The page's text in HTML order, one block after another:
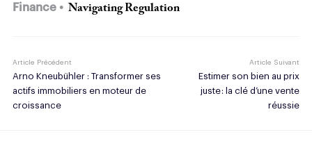
Finance Navigating Regulation
Article Précédent
Arno Kneubühler : Transformer ses
actifs immobiliers en moteur de
croissance
Article Suivant
Estimer son bien au prix
juste : la clé d’une vente
réussie